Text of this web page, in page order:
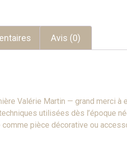
Avis (0)
Valérie Martin — grand merci
utilisées dès l’époque
pièce décorative ou